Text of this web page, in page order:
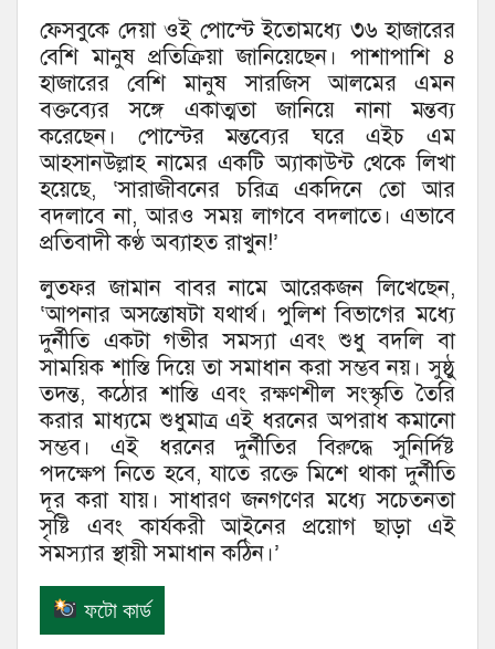
ফেসবুকে দেয়া ওই পোস্টে ইতোমধ্যে ৩৬ হাজারের
বেশি মানুষ প্রতিক্রিয়া জানিয়েছেন। পাশাপাশি ৪
হাজারের বেশি মানুষ সারজিস আলমের এমন
বক্তব্যের সঙ্গে একাত্মতা জানিয়ে নানা মন্তব্য
করেছেন। পোস্টের মন্তব্যের ঘরে এইচ এম
আহসানউল্লাহ নামের একটি অ্যাকাউন্ট থেকে লিখা
হয়েছে, ‘সারাজীবনের চরিত্র একদিনে তো আর
বদলাবে না, আরও সময় লাগবে বদলাতে। এভাবে
প্রতিবাদী কণ্ঠ অব্যাহত রাখুন!’
লুতফর জামান বাবর নামে আরেকজন লিখেছেন,
‘আপনার অসন্তোষটা যথার্থ। পুলিশ বিভাগের মধ্যে
দুর্নীতি একটা গভীর সমস্যা এবং শুধু বদলি বা
সাময়িক শাস্তি দিয়ে তা সমাধান করা সম্ভব নয়। সুষ্ঠু
তদন্ত, কঠোর শাস্তি এবং রক্ষণশীল সংস্কৃতি তৈরি
করার মাধ্যমে শুধুমাত্র এই ধরনের অপরাধ কমানো
সম্ভব। এই ধরনের দুর্নীতির বিরুদ্ধে সুনির্দিষ্ট
পদক্ষেপ নিতে হবে, যাতে রক্তে মিশে থাকা দুর্নীতি
দূর করা যায়। সাধারণ জনগণের মধ্যে সচেতনতা
সৃষ্টি এবং কার্যকরী আইনের প্রয়োগ ছাড়া এই
সমস্যার স্থায়ী সমাধান কঠিন।’
ফটো কার্ড